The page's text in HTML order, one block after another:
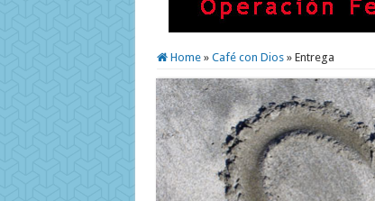
Home » Café con Dios » Entrega